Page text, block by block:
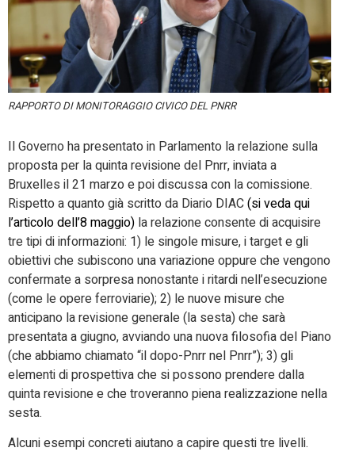
RAPPORTO DI MONITORAGGIO CIVICO DEL PNRR
Il Governo ha presentato in Parlamento la relazione sulla
proposta per la quinta revisione del Pnrr, inviata a
Bruxelles il 21 marzo e poi discussa con la comissione.
Rispetto a quanto già scritto da Diario DIAC(si veda qui
l’articolo dell’8 maggio) la relazione consente di acquisire
tre tipi di informazioni: 1) le singole misure, i target e gli
obiettivi che subiscono una variazione oppure che vengono
confermate a sorpresa nonostante i ritardi nell’esecuzione
(come le opere ferroviarie); 2) le nuove misure che
anticipano la revisione generale (la sesta) che sarà
presentata a giugno, avviando una nuova filosofia del Piano
(che abbiamo chiamato “il dopo-Pnrr nel Pnrr”); 3) gli
elementi di prospettiva che si possono prendere dalla
quinta revisione e che troveranno piena realizzazione nella
sesta.
Alcuni esempi concreti aiutano a capire questi tre livelli.